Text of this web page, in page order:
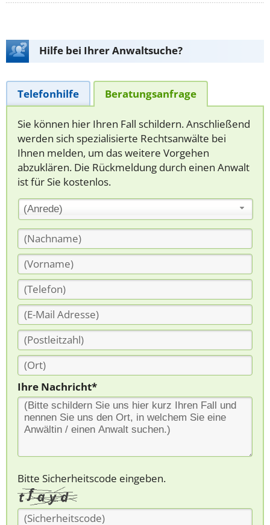
Hilfe bei Ihrer Anwaltsuche?
Telefonhilfe Beratungsanfrage
Sie können hier Ihren Fall schildern. Anschließend
werden sich spezialisierte Rechtsanwälte bei
Ihnen melden, um das weitere Vorgehen
abzuklären. Die Rückmeldung durch einen Anwalt
ist für Sie kostenlos.
(Anrede)
Ihre Nachricht*
Bitte Sicherheitscode eingeben.